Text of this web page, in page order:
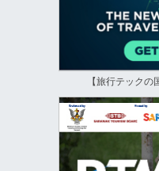
【旅行テックの